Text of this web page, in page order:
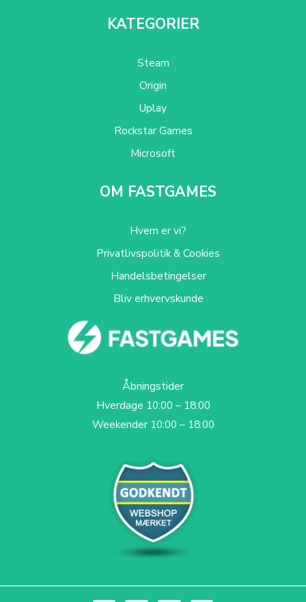
KATEGORIER
Steam
Origin
Uplay
Rockstar Games
Microsoft
OM FASTGAMES
Hvem er vi?
Privatlivspolitik & Cookies
Handelsbetingelser
Bliv erhvervskunde
Åbningstider
Hverdage 10:00 – 18:00
Weekender 10:00 – 18:00